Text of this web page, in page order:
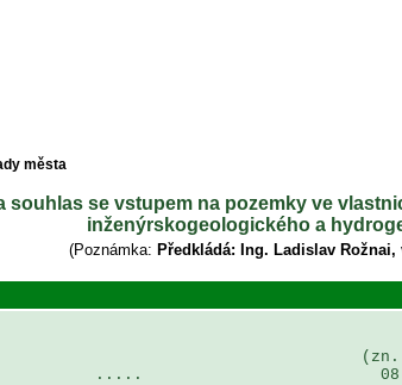
města
souhlas se vstupem na pozemky ve
inženýrskogeologického a
(Poznámka: Předkládá: Ing. Ladislav
(zn.
.....                         08